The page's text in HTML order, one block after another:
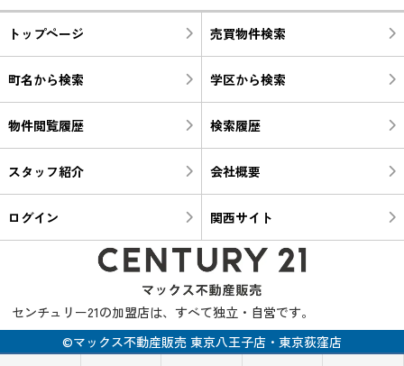
トップページ 売買物件検索
町名から検索 学区から検索
物件閲覧履歴 検索履歴
スタッフ紹介 会社概要
ログイン 関西サイト
センチュリー21の加盟店は、すべて独立・自営です。
©マックス不動産販売 東京八王子店・東京荻窪店